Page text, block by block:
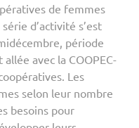
de femmes
d’activité s’est
période
avec la COOPEC-
Les
selon leur nombre
besoins pour